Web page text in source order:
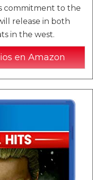
commitment to the
release in both
in the west.
en Amazon